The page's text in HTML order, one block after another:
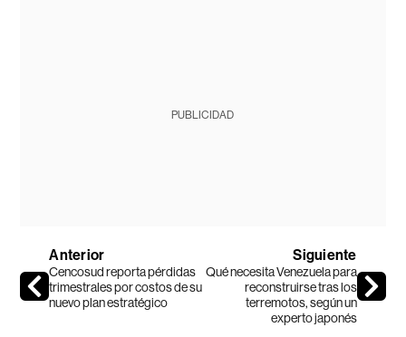
PUBLICIDAD
Anterior
Cencosud reporta pérdidas
trimestrales por costos de su
nuevo plan estratégico
Siguiente
Qué necesita Venezuela para
reconstruirse tras los
terremotos, según un
experto japonés